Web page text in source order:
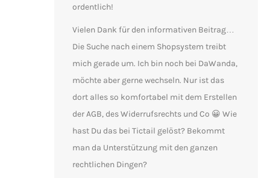
ordentlich!
Vielen Dank für den informativen Beitrag…
Die Suche nach einem Shopsystem treibt
mich gerade um. Ich bin noch bei DaWanda,
möchte aber gerne wechseln. Nur ist das
dort alles so komfortabel mit dem Erstellen
der AGB, des Widerrufsrechts und Co 😀 Wie
hast Du das bei Tictail gelöst? Bekommt
man da Unterstützung mit den ganzen
rechtlichen Dingen?